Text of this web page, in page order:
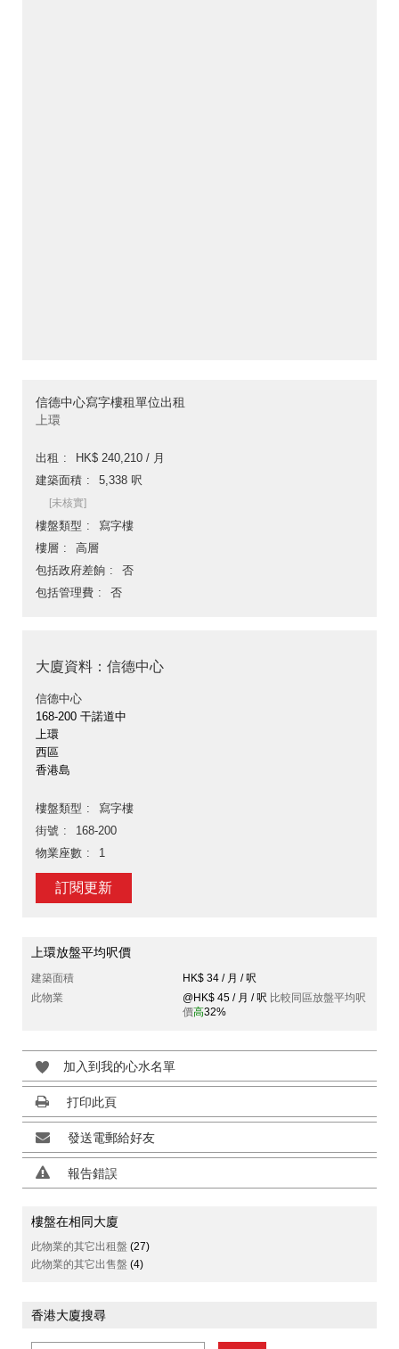
信德中心寫字樓租單位出租
上環
出租
HK$ 240,210 / 月
建築面積
5,338 呎
[未核實]
樓盤類型
寫字樓
樓層
高層
包括政府差餉
否
包括管理費
否
大廈資料：信德中心
信德中心
168-200 干諾道中
上環
西區
香港島
樓盤類型
寫字樓
街號
168-200
物業座數
1
訂閱更新
上環放盤平均呎價
建築面積
HK$ 34 / 月 / 呎
此物業
@HK$ 45 / 月 / 呎 比較同區放盤平均呎
價高32%
加入到我的心水名單
打印此頁
發送電郵給好友
報告錯誤
樓盤在相同大廈
此物業的其它出租盤 (27)
此物業的其它出售盤 (4)
香港大廈搜尋